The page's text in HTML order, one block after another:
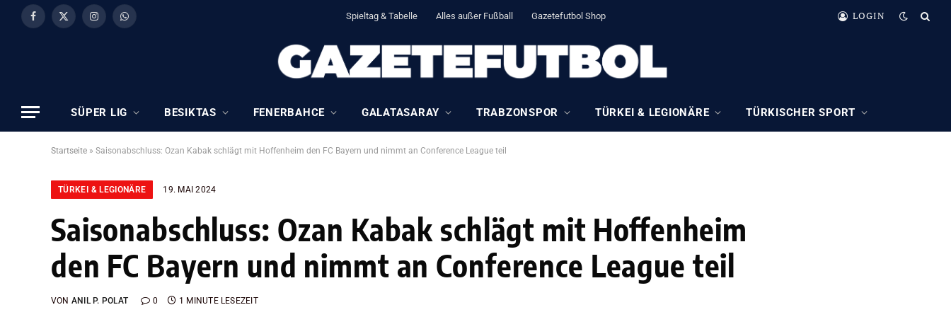
Facebook
X
InstagramWhatsApp Spieltag & Tabelle Alles außer Fußball Gazetefutbol Shop LOGIN
SÜPER LIG BESIKTAS FENERBAHCE GALATASARAY TRABZONSPOR TÜRKEI & LEGIONÄRE TÜRKISCHER SPORT
Startseite » Saisonabschluss: Ozan Kabak schlägt mit Hoffenheim den FC Bayern und nimmt an Conference League teil
TÜRKEI & LEGIONÄRE 19. MAI 2024
Saisonabschluss: Ozan Kabak schlägt mit Hoffenheim
den FC Bayern und nimmt an Conference League teil
VON ANIL P. POLAT 0 1 MINUTE LESEZEIT